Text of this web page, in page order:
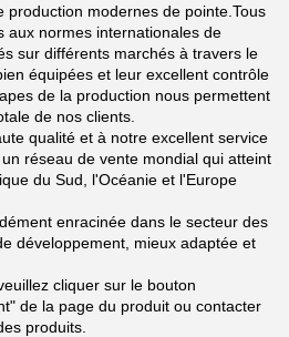
production modernes de pointe.Tous
aux normes internationales de
sur différents marchés à travers le
équipées et leur excellent contrôle
de la production nous permettent
de nos clients.
qualité et à notre excellent service
réseau de vente mondial qui atteint
du Sud, l'Océanie et l'Europe
enracinée dans le secteur des
développement, mieux adaptée et
cliquer sur le bouton
de la page du produit ou contacter
produits.